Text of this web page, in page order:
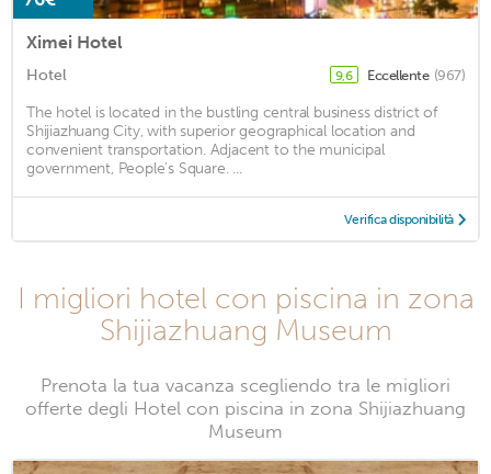
Ximei Hotel
Hotel 9,6 Eccellente (967)
The hotel is located in the bustling central business district of
Shijiazhuang City, with superior geographical location and
convenient transportation. Adjacent to the municipal
government, People's Square. ...
Verifica disponibilità
I migliori hotel con piscina in zona
Shijiazhuang Museum
Prenota la tua vacanza scegliendo tra le migliori
offerte degli Hotel con piscina in zona Shijiazhuang
Museum